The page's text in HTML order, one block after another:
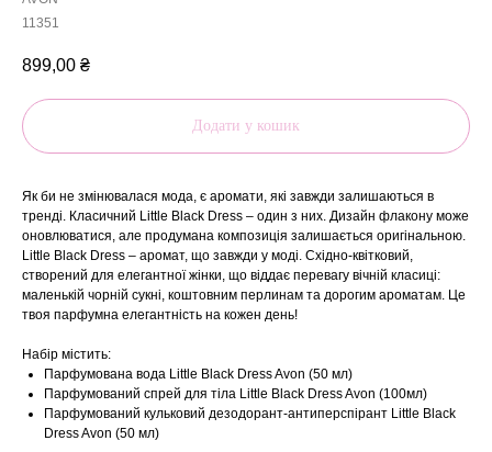
11351
899,00 ₴
Додати у кошик
Як би не змінювалася мода, є аромати, які завжди залишаються в
тренді. Класичний Little Black Dress – один з них. Дизайн флакону може
оновлюватися, але продумана композиція залишається оригінальною.
Little Black Dress – аромат, що завжди у моді. Східно-квітковий,
створений для елегантної жінки, що віддає перевагу вічній класиці:
маленькій чорній сукні, коштовним перлинам та дорогим ароматам. Це
твоя парфумна елегантність на кожен день!
Набір містить:
Парфумована вода Little Black Dress Avon (50 мл)
Парфумований спрей для тіла Little Black Dress Avon (100мл)
Парфумований кульковий дезодорант-антиперспірант Little Black
Dress Avon (50 мл)